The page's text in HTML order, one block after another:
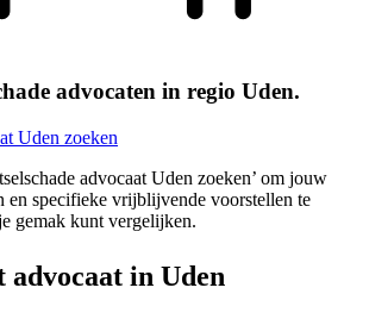
advocaten in regio Uden.
Uden zoeken
advocaat Uden zoeken’ om jouw
en specifieke vrijblijvende voorstellen te
gemak kunt vergelijken.
in Uden